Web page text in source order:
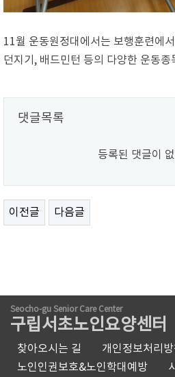
11월 운동원정대에서는 보행훈련에
던지기, 배드민턴 등의 다양한 운동
댓글목록
등록된 댓글이
이전글 다음글
Seocho-gu Senior Care Center
구립서초노인요양센터
찾아오시는 길
개인정보처리방
노인인권보호&노인학대예방